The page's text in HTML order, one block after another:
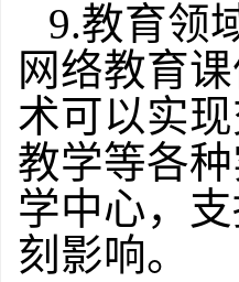
9.教育领
网络教育
术可以实
教学等各
学中心，
刻影响。